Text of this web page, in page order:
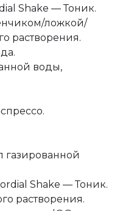
Shake — Тоник.
ложкой/
растворения.
воды,
газированной
Shake — Тоник.
растворения.